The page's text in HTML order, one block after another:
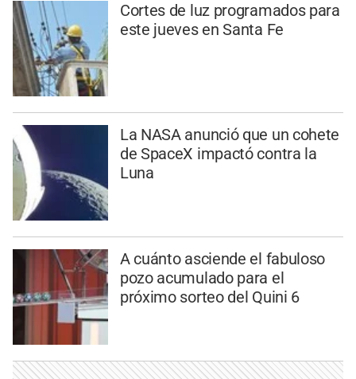
Cortes de luz programados para
este jueves en Santa Fe
La NASA anunció que un cohete
de SpaceX impactó contra la
Luna
A cuánto asciende el fabuloso
pozo acumulado para el
próximo sorteo del Quini 6